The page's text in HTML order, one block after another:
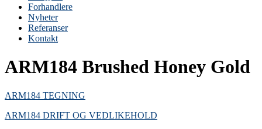
Forhandlere
Nyheter
Referanser
Kontakt
ARM184 Brushed Honey Gold
ARM184 TEGNING
ARM184 DRIFT OG VEDLIKEHOLD